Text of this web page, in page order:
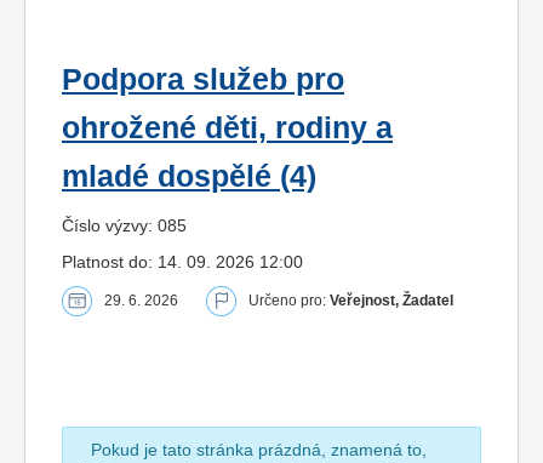
Podpora služeb pro
ohrožené děti, rodiny a
mladé dospělé (4)
Číslo výzvy: 085
Platnost do: 14. 09. 2026 12:00
29. 6. 2026 Určeno pro: Veřejnost, Žadatel
Pokud je tato stránka prázdná, znamená to,